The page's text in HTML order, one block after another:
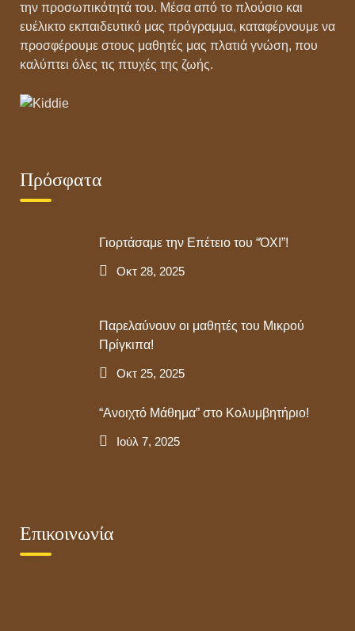
την προσωπικότητά του. Μέσα από το πλούσιο και
ευέλικτο εκπαιδευτικό μας πρόγραμμα, καταφέρνουμε να
προσφέρουμε στους μαθητές μας πλατιά γνώση, που
καλύπτει όλες τις πτυχές της ζωής.
Πρόσφατα
Γιορτάσαμε την Επέτειο του “ΌΧΙ”!
Οκτ 28, 2025
Παρελαύνουν οι μαθητές του Μικρού
Πρίγκιπα!
Οκτ 25, 2025
“Ανοιχτό Μάθημα” στο Κολυμβητήριο!
Ιούλ 7, 2025
Επικοινωνία